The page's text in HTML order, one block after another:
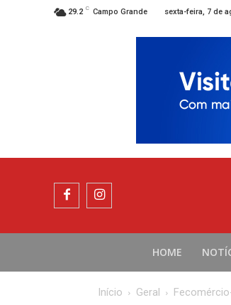
29.2 C Campo Grande sexta-feira, 7 de
HOME
Início Geral